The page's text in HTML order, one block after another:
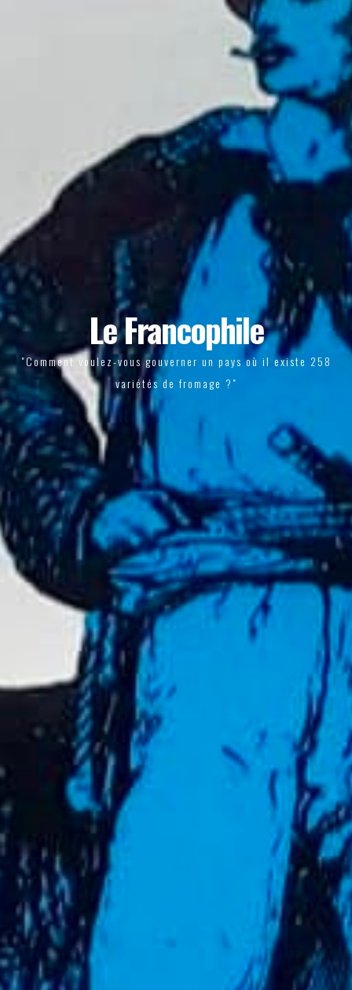
Le Francophile
"Comment voulez-vous gouverner un pays où il existe 258
variétés de fromage ?"